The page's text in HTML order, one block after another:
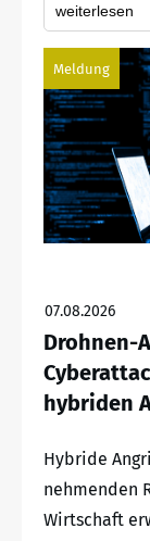
weiterlesen
Meldung
07.08.2026
Drohnen-
hybriden
Hybride
nehmenden
Wirtschaft